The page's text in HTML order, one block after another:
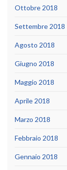
Ottobre 2018
Settembre 2018
Agosto 2018
Giugno 2018
Maggio 2018
Aprile 2018
Marzo 2018
Febbraio 2018
Gennaio 2018